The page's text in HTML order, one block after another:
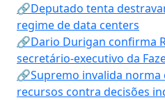
🔗Deputado tenta
regime de data centers
🔗Dario Durigan confirma
secretário-executivo da
🔗Supremo invalida norma
recursos contra decisões